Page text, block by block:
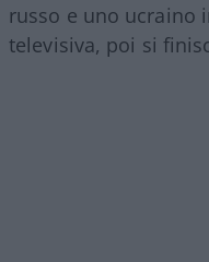
russo e uno ucraino
televisiva, poi si